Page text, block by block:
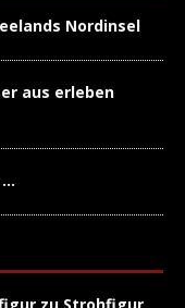
Nordinsel
aus erleben
…